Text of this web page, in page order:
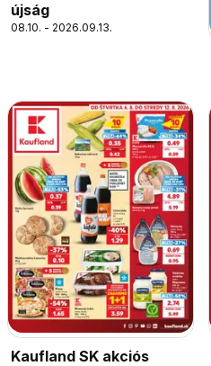
újság
08.10. - 2026.09.13.
Kaufland SK akciós